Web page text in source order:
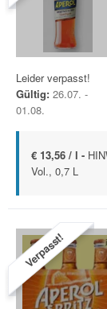
Leider verpasst!
Gültig: 26.07. -
01.08.
€ 13,56 / l -
Vol., 0,7 L
Verpasst!